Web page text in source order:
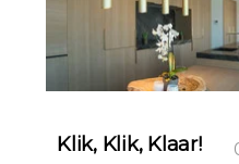
Klik, Klik, Klaar!